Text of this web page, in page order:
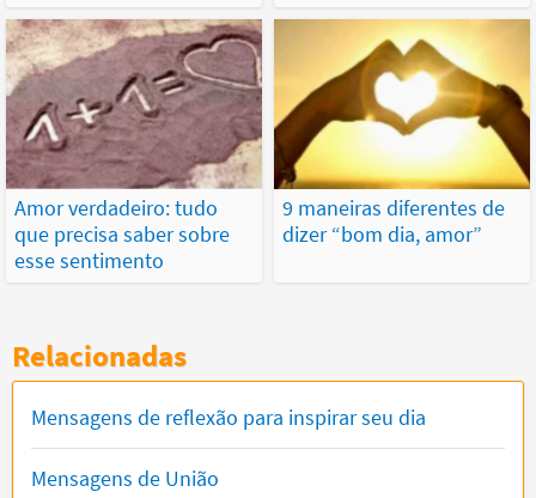
Amor verdadeiro: tudo
que precisa saber sobre
esse sentimento
9 maneiras diferentes de
dizer “bom dia, amor”
Relacionadas
Mensagens de reflexão para inspirar seu dia
Mensagens de União